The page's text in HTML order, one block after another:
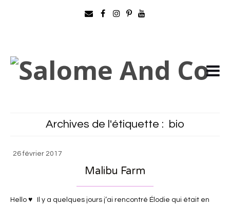
Archives de l'étiquette : bio
26 février 2017
Malibu Farm
Hello ♥ Il y a quelques jours j’ai rencontré Élodie qui était en